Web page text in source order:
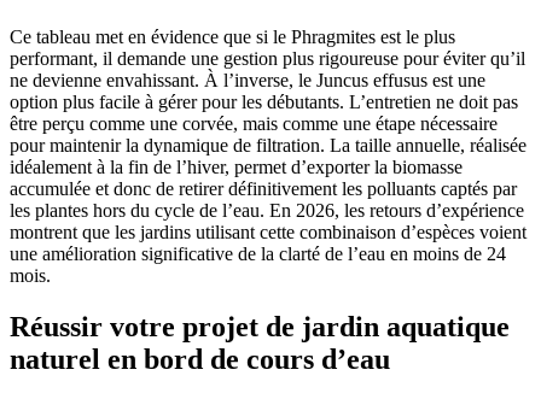
Ce tableau met en évidence que si le Phragmites est le plus
performant, il demande une gestion plus rigoureuse pour éviter qu’il
ne devienne envahissant. À l’inverse, le Juncus effusus est une
option plus facile à gérer pour les débutants. L’entretien ne doit pas
être perçu comme une corvée, mais comme une étape nécessaire
pour maintenir la dynamique de filtration. La taille annuelle, réalisée
idéalement à la fin de l’hiver, permet d’exporter la biomasse
accumulée et donc de retirer définitivement les polluants captés par
les plantes hors du cycle de l’eau. En 2026, les retours d’expérience
montrent que les jardins utilisant cette combinaison d’espèces voient
une amélioration significative de la clarté de l’eau en moins de 24
mois.
Réussir votre projet de jardin aquatique
naturel en bord de cours d’eau